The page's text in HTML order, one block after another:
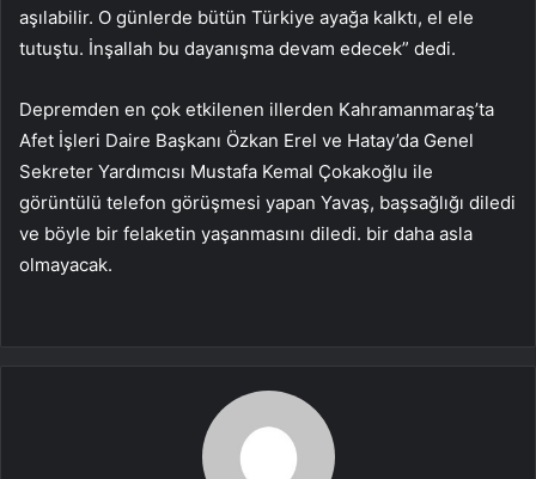
aşılabilir. O günlerde bütün Türkiye ayağa kalktı, el ele
tutuştu. İnşallah bu dayanışma devam edecek” dedi.
Depremden en çok etkilenen illerden Kahramanmaraş’ta
Afet İşleri Daire Başkanı Özkan Erel ve Hatay’da Genel
Sekreter Yardımcısı Mustafa Kemal Çokakoğlu ile
görüntülü telefon görüşmesi yapan Yavaş, başsağlığı diledi
ve böyle bir felaketin yaşanmasını diledi. bir daha asla
olmayacak.